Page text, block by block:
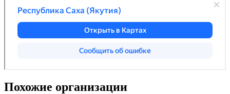
Похожие организации